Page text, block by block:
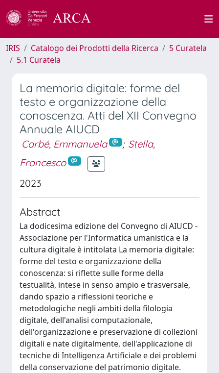
IRIS Catalogo dei Prodotti della Ricerca
5 Curatela
5.1 Curatela
La memoria digitale: forme del
testo e organizzazione della
conoscenza. Atti del XII Convegno
Annuale AIUCD
Carbé, Emmanuela ; Stella,
Francesco
2023
Abstract
La dodicesima edizione del Convegno di AIUCD -
Associazione per l'Informatica umanistica e la
cultura digitale è intitolata La memoria digitale:
forme del testo e organizzazione della
conoscenza: si riflette sulle forme della
testualità, intese in senso ampio e trasversale,
dando spazio a riflessioni teoriche e
metodologiche negli ambiti della filologia
digitale, dell'analisi computazionale,
dell'organizzazione e preservazione di collezioni
digitali e nate digitalmente, dell'applicazione di
tecniche di Intelligenza Artificiale e dei problemi
della conservazione del patrimonio digitale.